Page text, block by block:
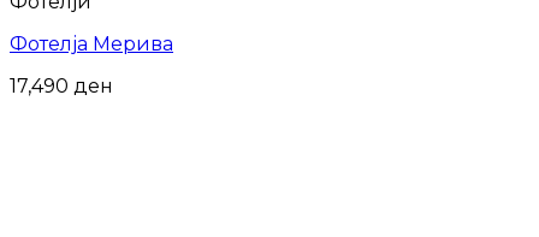
Фотелја Мерива
17,490 ден